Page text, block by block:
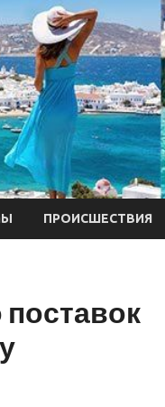
ПРОИСШЕСТВИЯ